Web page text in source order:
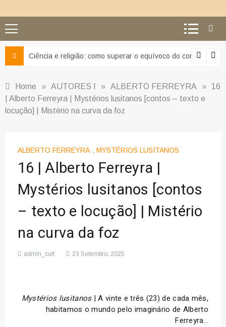
Ciência e religião: como superar o equívoco do conflito
Home » AUTORES I » ALBERTO FERREYRA »
16
| Alberto Ferreyra | Mystérios lusitanos [contos – texto e
locução] | Mistério na curva da foz
ALBERTO FERREYRA , MYSTÉRIOS LUSITANOS
16 | Alberto Ferreyra |
Mystérios lusitanos [contos
– texto e locução] | Mistério
na curva da foz
admin_cult 23 Setembro, 2025
Mystérios lusitanos| A vinte e três (23) de cada mês,
habitamos o mundo pelo imaginário de Alberto
Ferreyra…